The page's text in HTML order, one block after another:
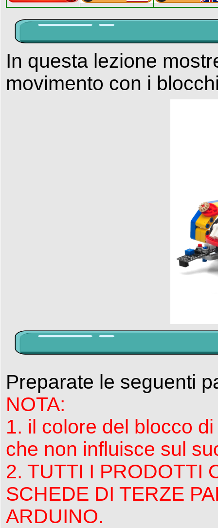
In questa lezione
movimento con i
Preparate le seguenti
NOTA:
1. il colore del blocco
che non influisce sul
2. TUTTI I PRODOTTI
SCHEDE DI TERZE
ARDUINO.